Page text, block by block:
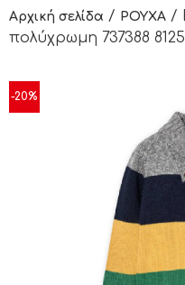
Αρχική σελίδα / ΡΟΥΧΑ /
πολύχρωμη 737388 8125
-20%